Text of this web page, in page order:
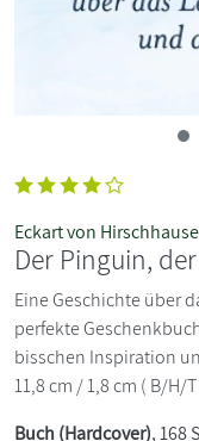
Eckart von
Der Pinguin,
Eine Geschichte über
perfekte
bisschen Inspiration
11,8 cm / 1,8 cm ( B/H/T
Buch (Hardcover), 168